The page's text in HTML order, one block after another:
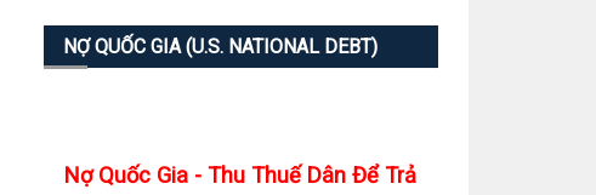
NỢ QUỐC GIA (U.S. NATIONAL DEBT)
Nợ Quốc Gia - Thu Thuế Dân Để Trả